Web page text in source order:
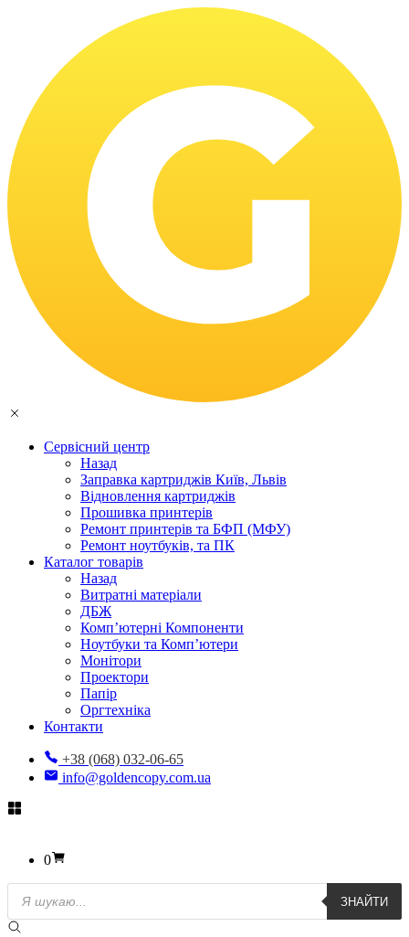
Сервісний центр
Назад
Заправка картриджів Київ, Львів
Відновлення картриджів
Прошивка принтерів
Ремонт принтерів та БФП (МФУ)
Ремонт ноутбуків, та ПК
Каталог товарів
Назад
Витратні матеріали
ДБЖ
Комп’ютерні Компоненти
Ноутбуки та Комп’ютери
Монітори
Проектори
Папір
Оргтехніка
Контакти
+38 (068) 032-06-65
info@goldencopy.com.ua
0
Пошук
товарів
ЗНАЙТИ